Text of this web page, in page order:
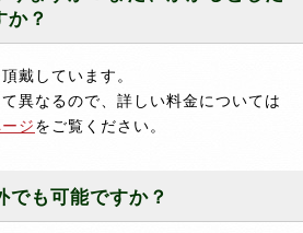
か？
戴しています。
異なるので、詳しい料金については
ジ をご覧ください。
でも可能ですか？